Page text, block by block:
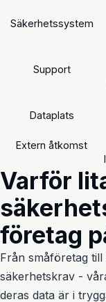
Säkerhetssystem
Support
Dataplats
Extern åtkomst
Varför
företag
Från småföretag
säkerhetskrav -
deras data är i